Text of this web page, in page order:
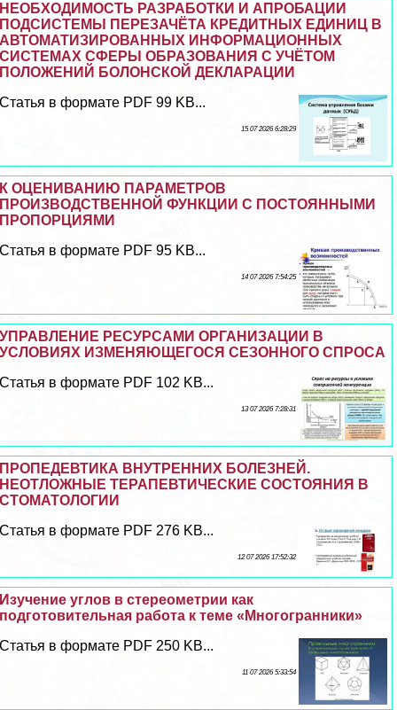
НЕОБХОДИМОСТЬ РАЗРАБОТКИ И АПРОБАЦИИ
ПОДСИСТЕМЫ ПЕРЕЗАЧЁТА КРЕДИТНЫХ ЕДИНИЦ В
АВТОМАТИЗИРОВАННЫХ ИНФОРМАЦИОННЫХ
СИСТЕМАХ СФЕРЫ ОБРАЗОВАНИЯ С УЧЁТОМ
ПОЛОЖЕНИЙ БОЛОНСКОЙ ДЕКЛАРАЦИИ
Статья в формате PDF 99 KB...
15 07 2026 6:28:29
К ОЦЕНИВАНИЮ ПАРАМЕТРОВ
ПРОИЗВОДСТВЕННОЙ ФУНКЦИИ С ПОСТОЯННЫМИ
ПРОПОРЦИЯМИ
Статья в формате PDF 95 KB...
14 07 2026 7:54:25
УПРАВЛЕНИЕ РЕСУРСАМИ ОРГАНИЗАЦИИ В
УСЛОВИЯХ ИЗМЕНЯЮЩЕГОСЯ СЕЗОННОГО СПРОСА
Статья в формате PDF 102 KB...
13 07 2026 7:28:31
ПРОПЕДЕВТИКА ВНУТРЕННИХ БОЛЕЗНЕЙ.
НЕОТЛОЖНЫЕ ТЕРАПЕВТИЧЕСКИЕ СОСТОЯНИЯ В
СТОМАТОЛОГИИ
Статья в формате PDF 276 KB...
12 07 2026 17:52:32
Изучение углов в стереометрии как
подготовительная работа к теме «Многогранники»
Статья в формате PDF 250 KB...
11 07 2026 5:33:54